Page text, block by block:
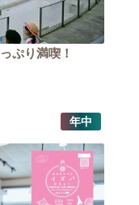
ぷり満喫！
年中